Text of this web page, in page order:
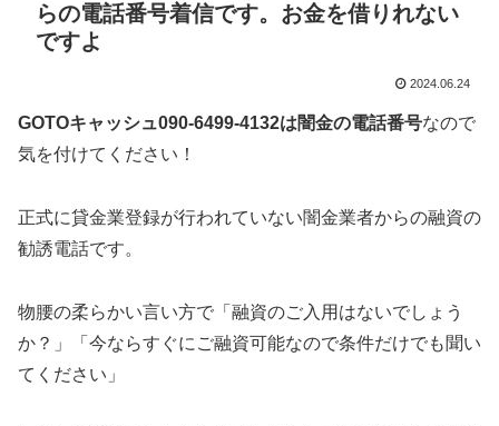
らの電話番号着信です。お金を借りれない
ですよ
2024.06.24
GOTOキャッシュ090-6499-4132は闇金の電話番号なので
気を付けてください！
正式に貸金業登録が行われていない闇金業者からの融資の
勧誘電話です。
物腰の柔らかい言い方で「融資のご入用はないでしょう
か？」「今ならすぐにご融資可能なので条件だけでも聞い
てください」